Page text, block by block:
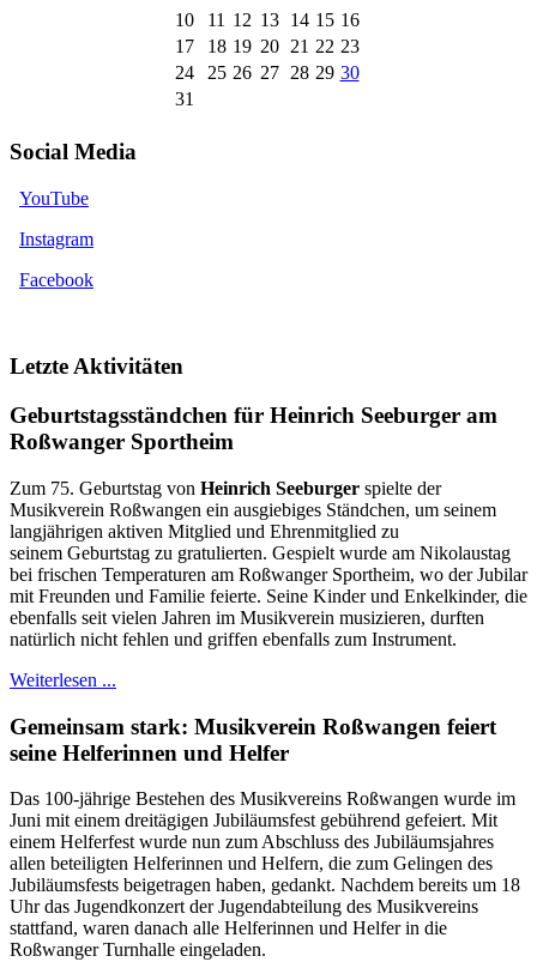
10
11 12 13 14 15 16
17
18 19 20 21 22 23
24
25 26 27 28 29 30
31
Social Media
YouTube
Instagram
Facebook
Letzte Aktivitäten
Geburtstagsständchen für Heinrich Seeburger am
Roßwanger Sportheim
Zum 75. Geburtstag von Heinrich Seeburger spielte der
Musikverein Roßwangen ein ausgiebiges Ständchen, um seinem
langjährigen aktiven Mitglied und Ehrenmitglied zu
seinem Geburtstag zu gratulierten. Gespielt wurde am Nikolaustag
bei frischen Temperaturen am Roßwanger Sportheim, wo der Jubilar
mit Freunden und Familie feierte. Seine Kinder und Enkelkinder, die
ebenfalls seit vielen Jahren im Musikverein musizieren, durften
natürlich nicht fehlen und griffen ebenfalls zum Instrument.
Weiterlesen ...
Gemeinsam stark: Musikverein Roßwangen feiert
seine Helferinnen und Helfer
Das 100-jährige Bestehen des Musikvereins Roßwangen wurde im
Juni mit einem dreitägigen Jubiläumsfest gebührend gefeiert. Mit
einem Helferfest wurde nun zum Abschluss des Jubiläumsjahres
allen beteiligten Helferinnen und Helfern, die zum Gelingen des
Jubiläumsfests beigetragen haben, gedankt. Nachdem bereits um 18
Uhr das Jugendkonzert der Jugendabteilung des Musikvereins
stattfand, waren danach alle Helferinnen und Helfer in die
Roßwanger Turnhalle eingeladen.